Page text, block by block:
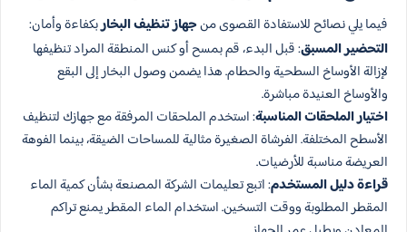
فيما يلي نصائح للاستفادة القصوى منجهاز تنظيف البخاربكفاءة وأمان:
التحضير المسبق: قبل البدء، قم بمسح أو كنس المنطقة المراد تنظيفها
لإزالة الأوساخ السطحية والحطام. هذا يضمن وصول البخار إلى البقع
والأوساخ العنيدة مباشرة.
اختيار الملحقات المناسبة: استخدم الملحقات المرفقة مع جهازك لتنظيف
الأسطح المختلفة. الفرشاة الصغيرة مثالية للمساحات الضيقة، بينما الفوهة
العريضة مناسبة للأرضيات.
قراءة دليل المستخدم: اتبع تعليمات الشركة المصنعة بشأن كمية الماء
المقطر المطلوبة ووقت التسخين. استخدام الماء المقطر يمنع تراكم